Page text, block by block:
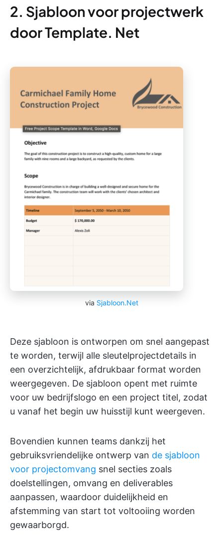
2. Sjabloon voor projectwerk
door Template. Net
via Sjabloon.Net
Deze sjabloon is ontworpen om snel aangepast
te worden, terwijl alle sleutelprojectdetails in
een overzichtelijk, afdrukbaar format worden
weergegeven. De sjabloon opent met ruimte
voor uw bedrijfslogo en een project titel, zodat
u vanaf het begin uw huisstijl kunt weergeven.
Bovendien kunnen teams dankzij het
gebruiksvriendelijke ontwerp van de sjabloon
voor projectomvang snel secties zoals
doelstellingen, omvang en deliverables
aanpassen, waardoor duidelijkheid en
afstemming van start tot voltooiing worden
gewaarborgd.